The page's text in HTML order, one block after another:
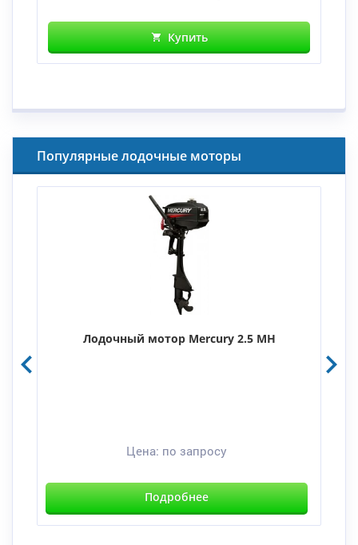
Купить
Популярные лодочные моторы
Лодочный мотор Mercury 2.5 MH
Цена: по запросу
Подробнее